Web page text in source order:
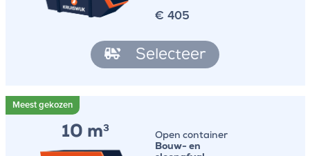
€ 405
Selecteer
10 m3
Open container
Bouw- en